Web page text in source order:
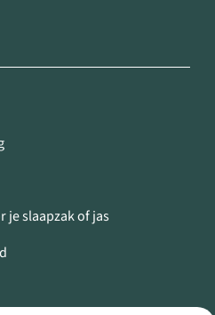
je slaapzak of jas